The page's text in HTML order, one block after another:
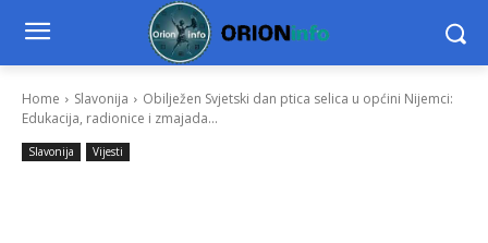
Home Slavonija
Obilježen Svjetski dan ptica selica u općini Nijemci:
Edukacija, radionice i zmajada...
Slavonija Vijesti